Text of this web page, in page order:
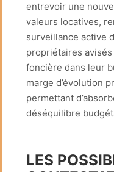
entrevoir une
valeurs locatives,
surveillance active
propriétaires
foncière dans leur
marge d’évolution
permettant
déséquilibre
LES